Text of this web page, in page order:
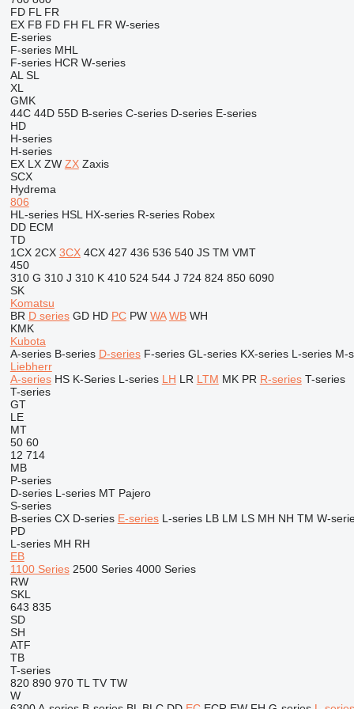
FD FL FR
EX FB FD FH FL FR W-series
E-series
F-series MHL
F-series HCR W-series
AL SL
XL
GMK
44C 44D 55D B-series C-series D-series E-series
HD
H-series
H-series
EX LX ZW ZX Zaxis
SCX
Hydrema
806
HL-series HSL HX-series R-series Robex
DD ECM
TD
1CX 2CX 3CX 4CX 427 436 536 540 JS TM VMT
450
310 G 310 J 310 K 410 524 544 J 724 824 850 6090
SK
Komatsu
BR D series GD HD PC PW WA WB WH
KMK
Kubota
A-series B-series D-series F-series GL-series KX-series L-series M-
Liebherr
A-series HS K-Series L-series LH LR LTM MK PR R-series T-series
T-series
GT
LE
MT
50 60
12 714
MB
P-series
D-series L-series MT Pajero
S-series
B-series CX D-series E-series L-series LB LM LS MH NH TM W-
PD
L-series MH RH
EB
1100 Series 2500 Series 4000 Series
RW
SKL
643 835
SD
SH
ATF
TB
T-series
820 890 970 TL TV TW
W